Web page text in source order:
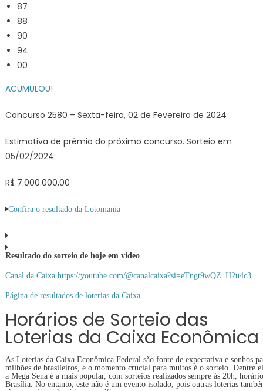
87
88
90
94
00
ACUMULOU!
Concurso 2580 – Sexta-feira, 02 de Fevereiro de 2024
Estimativa de prêmio do próximo concurso. Sorteio em
05/02/2024:
R$ 7.000.000,00
Confira o resultado da Lotomania
Resultado do sorteio de hoje em video
Canal da Caixa https://youtube.com/@canalcaixa?si=eTngt9wQZ_H2u4c3
Página de resultados de loterias da Caixa
Horários de Sorteio das
Loterias da Caixa Econômica
As Loterias da Caixa Econômica Federal são fonte de expectativa e sonhos
milhões de brasileiros, e o momento crucial para muitos é o sorteio. Dentre
a Mega Sena é a mais popular, com sorteios realizados sempre às 20h,
Brasília. No entanto, este não é um evento isolado, pois outras loterias